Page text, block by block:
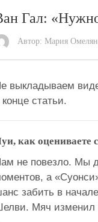
Гал:
Автор: Мария
выкладываем
конце статьи.
как оцениваете
не повезло. Мы
а
забить в
Мяч изменил